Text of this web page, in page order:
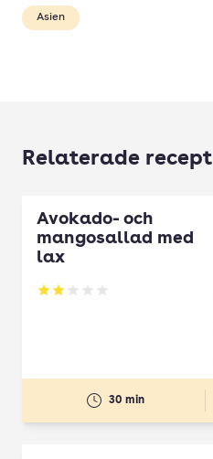
Asien
Relaterade recept
Avokado- och
mangosallad med
lax
Betyg: 2 av 5
30 min